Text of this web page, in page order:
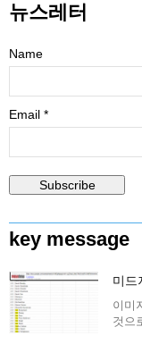
뉴스레터
Name
Email *
key message
미드
이미
것으